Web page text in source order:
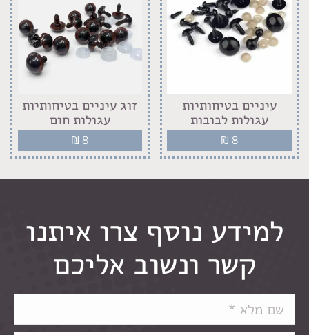
עיניים בטיחותיות
עגולות לבובות
₪ 8
זוג עיניים בטיחותיות
עגולות חום
₪ 8
למידע נוסף צרו איתנו
קשר ונשוב אליכם